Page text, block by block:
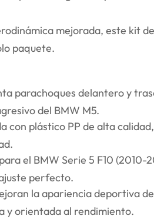
mejorada, este kit de
paquete.
parachoques delantero y
del BMW M5.
con plástico PP de alta
el BMW Serie 5 F10 (2010-
perfecto.
la apariencia deportiva
y orientada al rendimiento.